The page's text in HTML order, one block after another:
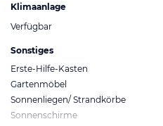
Klimaanlage
Verfügbar
Sonstiges
Erste-Hilfe-Kasten
Gartenmöbel
Sonnenliegen/ Strandkörbe
Sonnenschirme